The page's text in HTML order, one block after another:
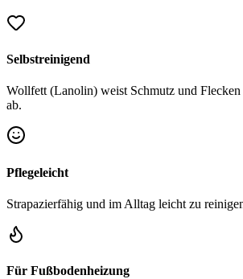
Selbstreinigend
Wollfett (Lanolin) weist Schmutz und Flecken
ab.
Pflegeleicht
Strapazierfähig und im Alltag leicht zu
Für Fußbodenheizung